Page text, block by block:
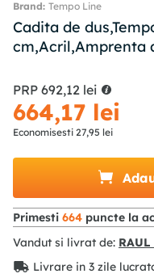
Tempo Line
Cadita de
cm,Acril,Amprenta
PRP 692,12 lei
664,17 lei
Economisesti 27,95 lei
Primesti 664 puncte la
Vandut si livrat de: RAUL
Livrare in 3 zile